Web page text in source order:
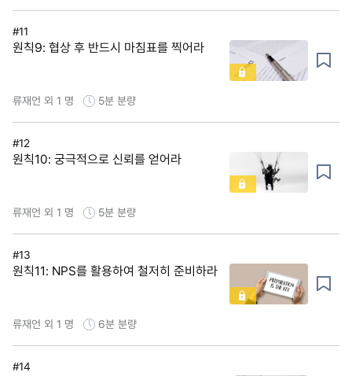
#11
원칙9: 협상 후 반드시 마침표를 찍어라
류재언 외 1 명 5분 분량
#12
원칙10: 궁극적으로 신뢰를 얻어라
류재언 외 1 명 5분 분량
#13
원칙11: NPS를 활용하여 철저히 준비하라
류재언 외 1 명 6분 분량
#14